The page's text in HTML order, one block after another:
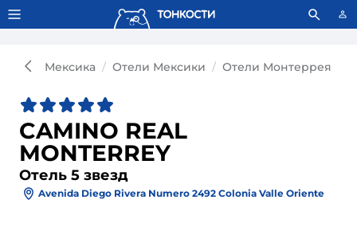
Тонкости используют сookie-файлы. Что это значит?
Мексика Отели Мексики Отели Монтеррея
CAMINO REAL
MONTERREY
Отель 5 звезд
Avenida Diego Rivera Numero 2492 Colonia Valle Oriente